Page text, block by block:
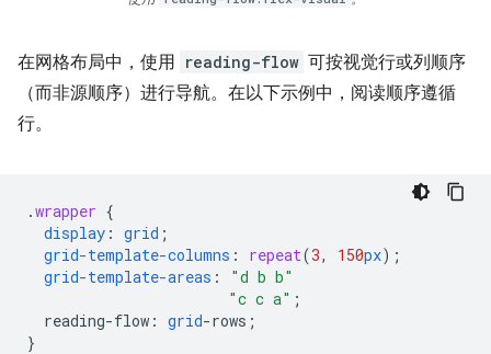
在网格布局中，使用 reading-flow 可按视觉行或列顺序
（而非源顺序）进行导航。在以下示例中，阅读顺序遵循
行。
.wrapper {
display : grid ;
grid-template-columns : repeat(3, 150px);
grid-template-areas :
"d b b"
"c c a" ;
reading-flow : grid-rows ;
}